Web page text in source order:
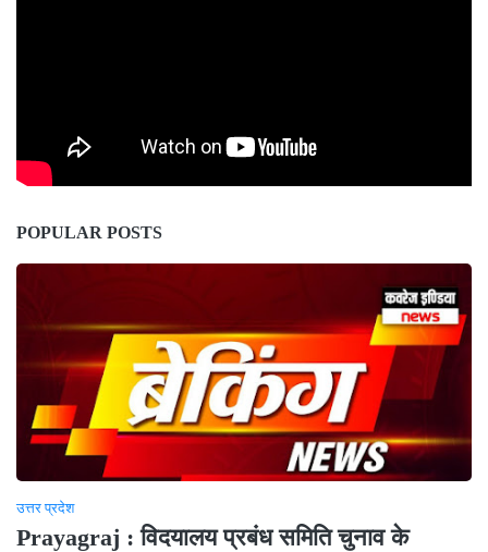
POPULAR POSTS
उत्तर प्रदेश
Prayagraj : विदयालय प्रबंध समिति चुनाव के